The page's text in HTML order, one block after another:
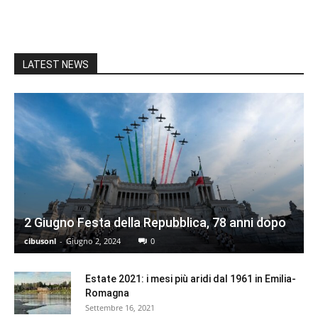
LATEST NEWS
2 Giugno Festa della Repubblica, 78 anni dopo
cibusonl - Giugno 2, 2024 0
Estate 2021: i mesi più aridi dal 1961 in Emilia-
Romagna
Settembre 16, 2021